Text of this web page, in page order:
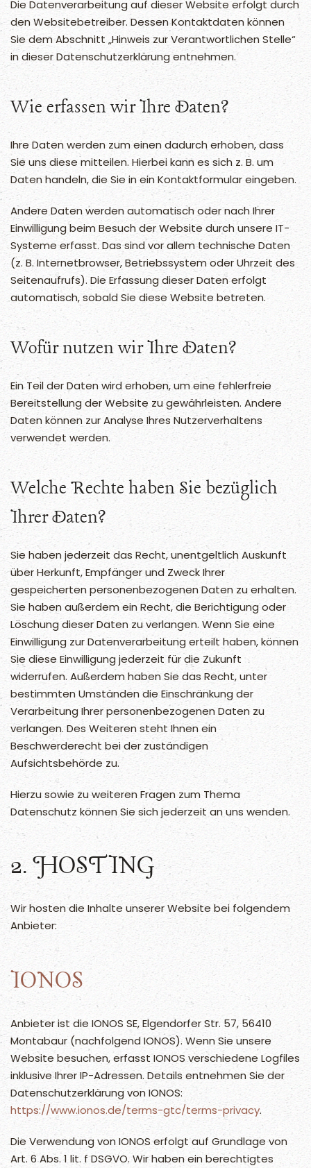
Die Datenverarbeitung auf dieser Website erfolgt durch
den Websitebetreiber. Dessen Kontaktdaten können
Sie dem Abschnitt „Hinweis zur Verantwortlichen Stelle“
in dieser Datenschutzerklärung entnehmen.
Wie erfassen wir Ihre Daten?
Ihre Daten werden zum einen dadurch erhoben, dass
Sie uns diese mitteilen. Hierbei kann es sich z. B. um
Daten handeln, die Sie in ein Kontaktformular eingeben.
Andere Daten werden automatisch oder nach Ihrer
Einwilligung beim Besuch der Website durch unsere IT-
Systeme erfasst. Das sind vor allem technische Daten
(z. B. Internetbrowser, Betriebssystem oder Uhrzeit des
Seitenaufrufs). Die Erfassung dieser Daten erfolgt
automatisch, sobald Sie diese Website betreten.
Wofür nutzen wir Ihre Daten?
Ein Teil der Daten wird erhoben, um eine fehlerfreie
Bereitstellung der Website zu gewährleisten. Andere
Daten können zur Analyse Ihres Nutzerverhaltens
verwendet werden.
Welche Rechte haben Sie bezüglich
Ihrer Daten?
Sie haben jederzeit das Recht, unentgeltlich Auskunft
über Herkunft, Empfänger und Zweck Ihrer
gespeicherten personenbezogenen Daten zu erhalten.
Sie haben außerdem ein Recht, die Berichtigung oder
Löschung dieser Daten zu verlangen. Wenn Sie eine
Einwilligung zur Datenverarbeitung erteilt haben, können
Sie diese Einwilligung jederzeit für die Zukunft
widerrufen. Außerdem haben Sie das Recht, unter
bestimmten Umständen die Einschränkung der
Verarbeitung Ihrer personenbezogenen Daten zu
verlangen. Des Weiteren steht Ihnen ein
Beschwerderecht bei der zuständigen
Aufsichtsbehörde zu.
Hierzu sowie zu weiteren Fragen zum Thema
Datenschutz können Sie sich jederzeit an uns wenden.
2. HOSTING
Wir hosten die Inhalte unserer Website bei folgendem
Anbieter:
IONOS
Anbieter ist die IONOS SE, Elgendorfer Str. 57, 56410
Montabaur (nachfolgend IONOS). Wenn Sie unsere
Website besuchen, erfasst IONOS verschiedene Logfiles
inklusive Ihrer IP-Adressen. Details entnehmen Sie der
Datenschutzerklärung von IONOS:
https://www.ionos.de/terms-gtc/terms-privacy.
Die Verwendung von IONOS erfolgt auf Grundlage von
Art. 6 Abs. 1 lit. f DSGVO. Wir haben ein berechtigtes